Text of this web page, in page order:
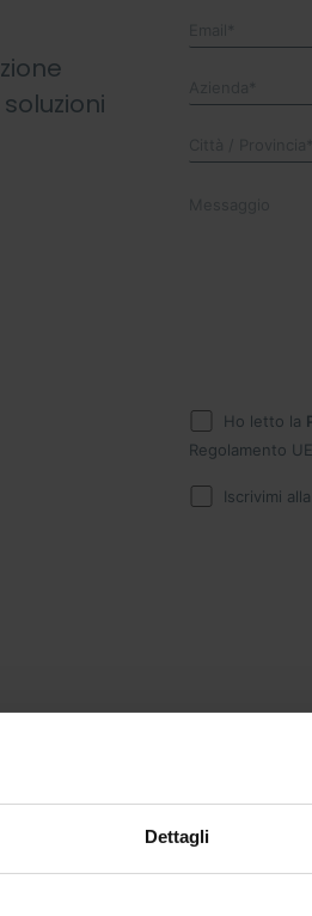
Dettagli
Ho letto la
Regolamento
Iscrivimi
+39.0423.985305